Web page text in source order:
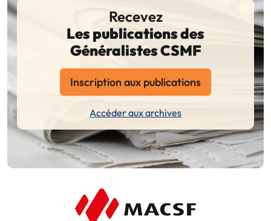
Recevez
Les publications des
Généralistes CSMF
Inscription aux publications
Accéder aux archives